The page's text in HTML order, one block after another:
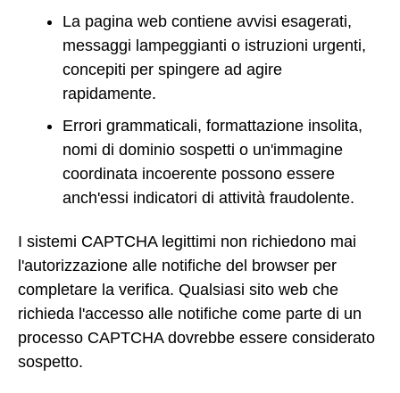
La pagina web contiene avvisi esagerati,
messaggi lampeggianti o istruzioni urgenti,
concepiti per spingere ad agire
rapidamente.
Errori grammaticali, formattazione insolita,
nomi di dominio sospetti o un'immagine
coordinata incoerente possono essere
anch'essi indicatori di attività fraudolente.
I sistemi CAPTCHA legittimi non richiedono mai
l'autorizzazione alle notifiche del browser per
completare la verifica. Qualsiasi sito web che
richieda l'accesso alle notifiche come parte di un
processo CAPTCHA dovrebbe essere considerato
sospetto.